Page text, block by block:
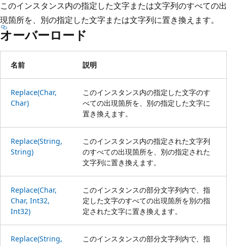
このインスタンス内の指定した文字または文字列のすべての出
現箇所を、別の指定した文字または文字列に置き換えます。
オーバーロード
名前 説明
Replace(Char,
Char)
このインスタンス内の指定した文字のす
べての出現箇所を、別の指定した文字に
置き換えます。
Replace(String,
String)
このインスタンス内の指定された文字列
のすべての出現箇所を、別の指定された
文字列に置き換えます。
Replace(Char,
Char, Int32,
Int32)
このインスタンスの部分文字列内で、指
定した文字のすべての出現箇所を別の指
定された文字に置き換えます。
Replace(String,
このインスタンスの部分文字列内で、指